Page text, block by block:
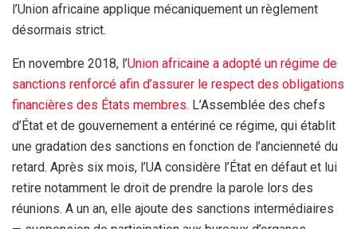
l’Union africaine applique mécaniquement un règlement
désormais strict.
En novembre 2018, l’Union africaine a adopté un régime de
sanctions renforcé afin d’assurer le respect des obligations
financières des États membres. L’Assemblée des chefs
d’État et de gouvernement a entériné ce régime, qui établit
une gradation des sanctions en fonction de l’ancienneté du
retard. Après six mois, l’UA considère l’État en défaut et lui
retire notamment le droit de prendre la parole lors des
réunions. A un an, elle ajoute des sanctions intermédiaires